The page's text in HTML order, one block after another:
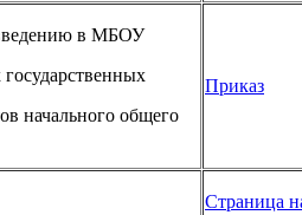
в МБОУ
начального общего
Приказ
Страница